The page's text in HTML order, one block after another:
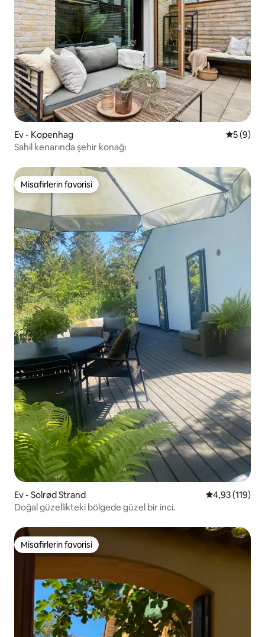
Ev - Kopenhag 55 (9)
Sahil kenarında şehir konağı
Misafirlerin favorisi
Misafirlerin favorisi
Ev - Solrød Strand 5 üzerinden
4,93 (119)
Doğal güzellikteki bölgede güzel bir inci.
Misafirlerin favorisi
Misafirlerin favorisi